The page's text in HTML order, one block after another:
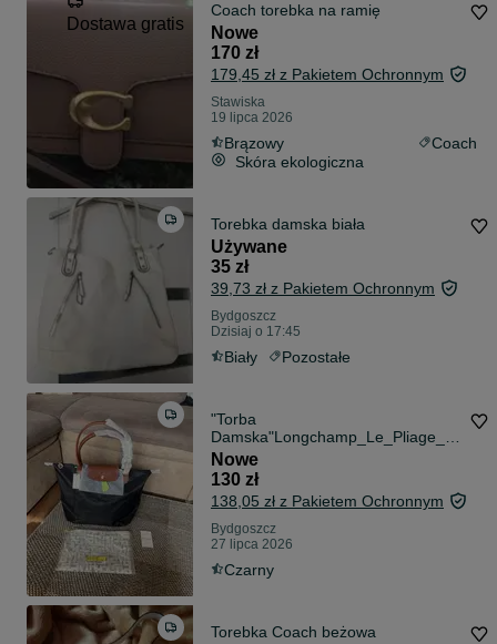
Dostawa gratis
Coach torebka na ramię
Nowe
170 zł
179,45 zł z Pakietem Ochronnym
Stawiska
19 lipca 2026
Brązowy
Coach
Skóra ekologiczna
Torebka damska biała
Używane
35 zł
39,73 zł z Pakietem Ochronnym
Bydgoszcz
Dzisiaj o 17:45
Biały Pozostałe
"Torba
Damska"Longchamp_Le_Pliage_N
ylon_Skóra_Black
Nowe
130 zł
138,05 zł z Pakietem Ochronnym
Bydgoszcz
27 lipca 2026
Czarny
Torebka Coach beżowa